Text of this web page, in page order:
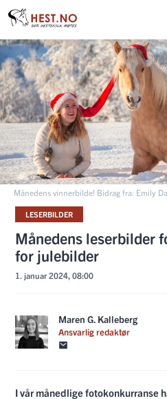
Månedens vinnerbilde! Bidrag fra: Emily
LESERBILDER
Månedens leserbilder
for julebilder
1. januar 2024, 08:00
Maren G. Kalleberg
Ansvarlig redaktør
I vår månedlige fotokonkurranse